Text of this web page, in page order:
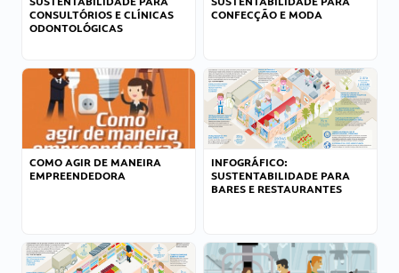
CONSULTÓRIOS E CLÍNICAS
ODONTOLÓGICAS
CONFECÇÃO E MODA
COMO AGIR DE MANEIRA
EMPREENDEDORA
INFOGRÁFICO:
SUSTENTABILIDADE PARA
BARES E RESTAURANTES